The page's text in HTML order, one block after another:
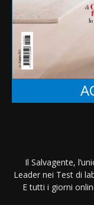
Il Salvagente,
Leader nei Test di
E tutti i giorni